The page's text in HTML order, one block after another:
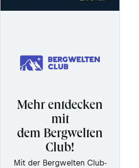
Mehr entdecken
mit
dem Bergwelten
Club!
Mit der Bergwelten Club-